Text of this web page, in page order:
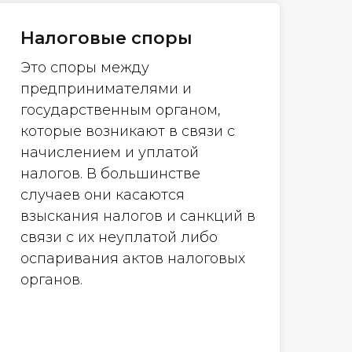
Налоговые споры
Это споры между
предпринимателями и
государственным органом,
которые возникают в связи с
начислением и уплатой
налогов. В большинстве
случаев они касаются
взыскания налогов и санкций в
связи с их неуплатой либо
оспаривания актов налоговых
органов.